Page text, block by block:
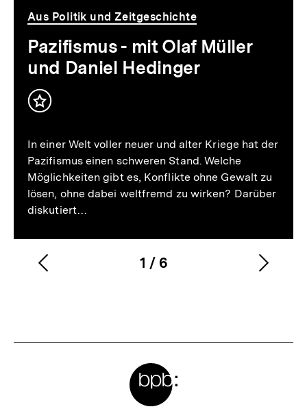
Aus Politik und Zeitgeschichte
Pazifismus - mit Olaf Müller
und Daniel Hedinger
Inhalt
In einer Welt voller neuer und alter Kriege hat der
Pazifismus einen schweren Stand. Welche
Möglichkeiten gibt es, Konflikte ohne Gewalt zu
lösen, ohne dabei weltfremd zu wirken? Darüber
diskutiert…
Karussellinhalt
1
von
/ 6
Vorherigen